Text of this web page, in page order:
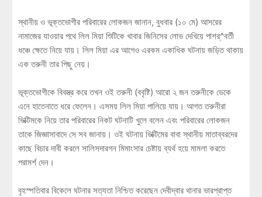
স্থানীয় ও ভূক্তভোগীর পরিবারের লোকজন জানান, বুধবার (১০ মে) আসরের
নামাজের যাওয়ার পথে লিল মিয়া শিুটিকে খাবার জিনিসের লোভ দেখিয়ে পাশর্^বর্তী
ধঞ্চে ক্ষেতে নিয়ে যায়। লিল মিয়া এর আগেও এরকম একাধিক ঘটনায় জড়িত থাকায়
এক তরুনী তার পিছু নেয়।
ভূক্তভোগীকে বিবস্ত্র করে তখন ওই তরুনী (ববৃষ্টি) আরো ২ জন তরুনীকে ডেকে
এনে হাতেনাতে ধরে ফেলেন। এসময় লিল মিয়া পালিয়ে যায়। আগত তরুনীরা
ভিক্টিমকে নিয়ে তার পরিবারের নিকট ঘটনাটি খুলে বলেন এবং পরিবারের লোকজন
তাকে জিজ্ঞাসাবাদে সে সব জানায়। ওই ঘটনায় ভিক্টিমের বাবা স্থানীয় মাতাব্বরদের
কাছে বিচার দাবী করলে সালিসদারগন মিমাংসার চেষ্টায় ব্যর্থ হয়ে মামলা করতে
পরামর্শ দেন।
বৃহস্পতিবার বিকেলে ঘটনার সত্যতা নিশ্চিত করেছেন দেবীদ্বার থানার ভারপ্রাপ্ত